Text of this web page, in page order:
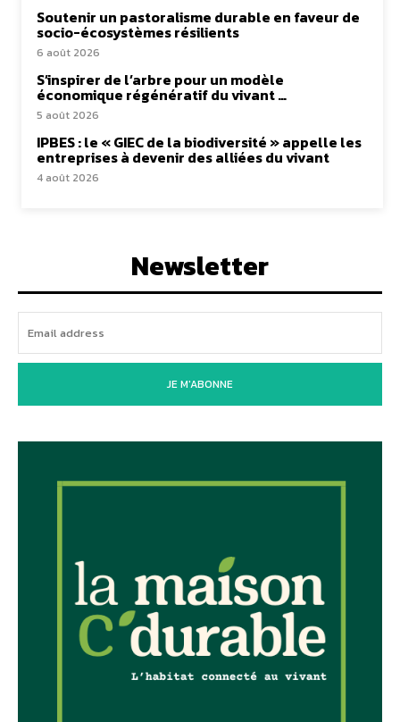
Soutenir un pastoralisme durable en faveur de
socio-écosystèmes résilients
6 août 2026
S’inspirer de l’arbre pour un modèle
économique régénératif du vivant …
5 août 2026
IPBES : le « GIEC de la biodiversité » appelle les
entreprises à devenir des alliées du vivant
4 août 2026
Newsletter
JE M'ABONNE